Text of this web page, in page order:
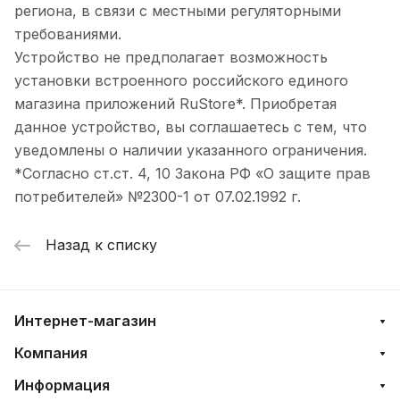
региона, в связи с местными регуляторными
требованиями.
Устройство не предполагает возможность
установки встроенного российского единого
магазина приложений RuStore*. Приобретая
данное устройство, вы соглашаетесь с тем, что
уведомлены о наличии указанного ограничения.
*Согласно ст.ст. 4, 10 Закона РФ «О защите прав
потребителей» №2300-1 от 07.02.1992 г.
Назад к списку
Интернет-магазин
Компания
Информация